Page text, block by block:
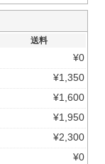
送料
¥0
¥1,350
¥1,600
¥1,950
¥2,300
¥0